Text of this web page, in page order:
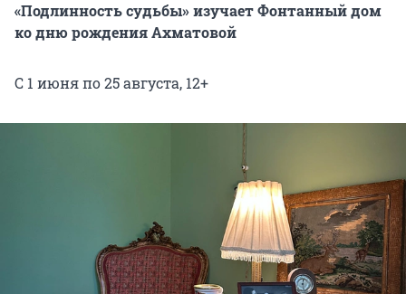
«Подлинность судьбы» изучает Фонтанный дом
ко дню рождения Ахматовой
С 1 июня по 25 августа, 12+